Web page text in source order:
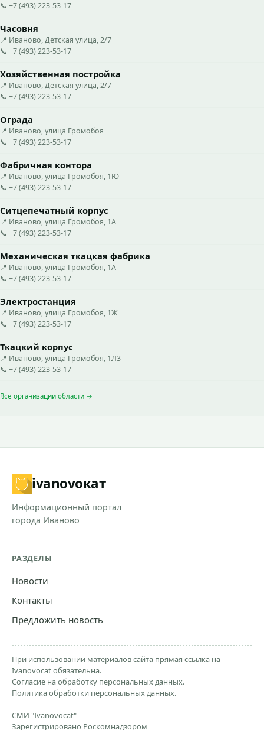
📞 +7 (493) 223-53-17
Часовня
📍 Иваново, Детская улица, 2/7
📞 +7 (493) 223-53-17
Хозяйственная постройка
📍 Иваново, Детская улица, 2/7
📞 +7 (493) 223-53-17
Ограда
📍 Иваново, улица Громобоя
📞 +7 (493) 223-53-17
Фабричная контора
📍 Иваново, улица Громобоя, 1Ю
📞 +7 (493) 223-53-17
Ситцепечатный корпус
📍 Иваново, улица Громобоя, 1А
📞 +7 (493) 223-53-17
Механическая ткацкая фабрика
📍 Иваново, улица Громобоя, 1А
📞 +7 (493) 223-53-17
Электростанция
📍 Иваново, улица Громобоя, 1Ж
📞 +7 (493) 223-53-17
Ткацкий корпус
📍 Иваново, улица Громобоя, 1Л3
📞 +7 (493) 223-53-17
Все организации области →
ivanovoкат
Информационный портал
города Иваново
РАЗДЕЛЫ
Новости
Контакты
Предложить новость
При использовании материалов сайта прямая ссылка на
Ivanovocat обязательна.
Согласие на обработку персональных данных.
Политика обработки персональных данных.
СМИ "Ivanovocat"
Зарегистрировано Роскомнадзором